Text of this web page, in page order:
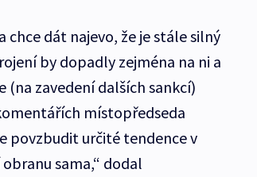
dát najevo, že je stále silný
by dopadly zejména na ni a
zavedení dalších sankcí)
místopředseda
povzbudit určité tendence v
sama,“ dodal